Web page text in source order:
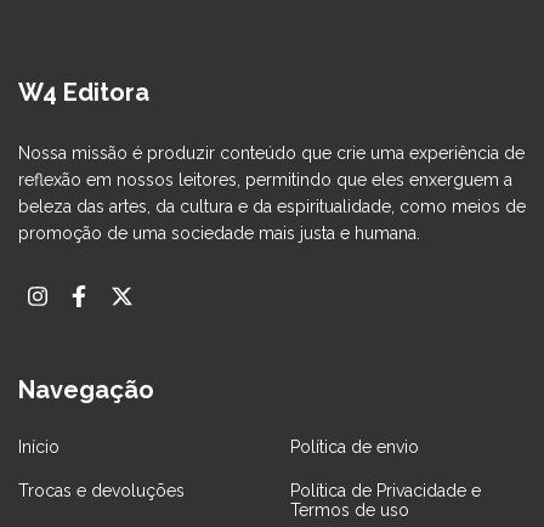
W4 Editora
Nossa missão é produzir conteúdo que crie uma experiência de
reflexão em nossos leitores, permitindo que eles enxerguem a
beleza das artes, da cultura e da espiritualidade, como meios de
promoção de uma sociedade mais justa e humana.
Navegação
Início Política de envio
Trocas e devoluções
Política de Privacidade e
Termos de uso